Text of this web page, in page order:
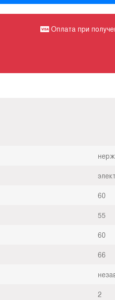
Оплата при
60
55
60
66
2